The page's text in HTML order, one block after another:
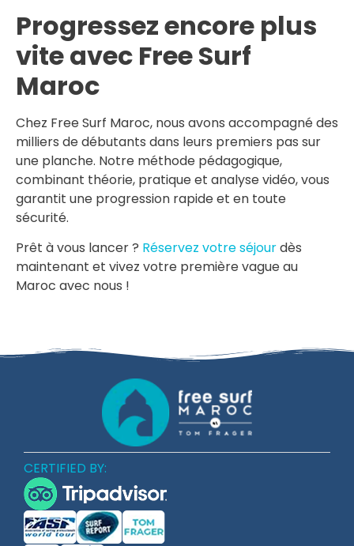
Progressez encore plus
vite avec Free Surf
Maroc
Chez Free Surf Maroc, nous avons accompagné des
milliers de débutants dans leurs premiers pas sur
une planche. Notre méthode pédagogique,
combinant théorie, pratique et analyse vidéo, vous
garantit une progression rapide et en toute
sécurité.
Prêt à vous lancer ? Réservez votre séjourdès
maintenant et vivez votre première vague au
Maroc avec nous !
CERTIFIED BY: